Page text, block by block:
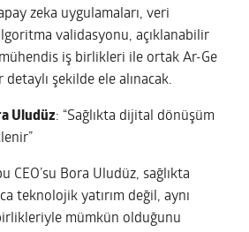
zeka uygulamaları, veri
validasyonu, açıklanabilir
iş birlikleri ile ortak Ar-Ge
şekilde ele alınacak.
Uludüz: “Sağlıkta dijital dönüşüm
CEO’su Bora Uludüz, sağlıkta
teknolojik yatırım değil, aynı
mümkün olduğunu